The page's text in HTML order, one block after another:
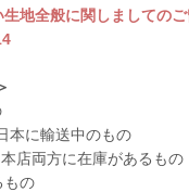
生地全般に関しましての
本に輸送中のもの
店両方に在庫があるもの
もの